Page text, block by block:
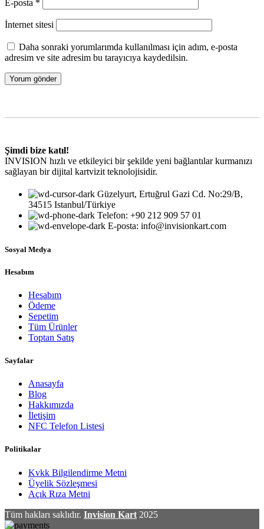
E-posta *
İnternet sitesi
Daha sonraki yorumlarımda kullanılması için adım, e-posta
adresim ve site adresim bu tarayıcıya kaydedilsin.
Şimdi bize katıl!
INVISION hızlı ve etkileyici bir şekilde yeni bağlantılar kurmanızı
sağlayan bir dijital kartvizit teknolojisidir.
Güzelyurt, Ertuğrul Gazi Cd. No:29/B,
34515 Istanbul/Türkiye
Telefon: +90 212 909 57 01
E-posta: info@invisionkart.com
Sosyal Medya
Hesabım
Hesabım
Ödeme
Sepetim
Tüm Ürünler
Toptan Satış
Sayfalar
Anasayfa
Blog
Hakkımızda
İletişim
NFC Telefon Listesi
Politikalar
Kvkk Bilgilendirme Metni
Üyelik Sözleşmesi
Açık Rıza Metni
Tüm hakları saklıdır. Invision Kart 2025